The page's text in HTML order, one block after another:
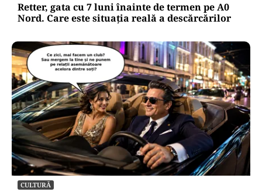
Retter, gata cu 7 luni înainte de termen pe A0
Nord. Care este situația reală a descărcărilor
CULTURĂ